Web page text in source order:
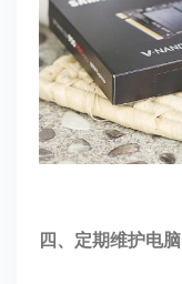
四、定期维护电脑